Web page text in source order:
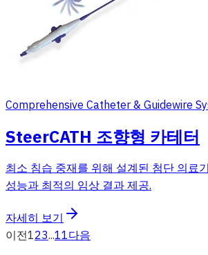
Comprehensive Catheter & Guidewire
SteerCATH 조향형 카테터
최소 침습 중재를 위해 설계된 첨단 의료
성능과 최적의 임상 결과 제공.
자세히 보기
이전123...11다음